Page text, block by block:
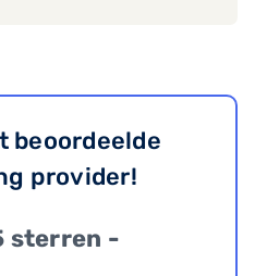
beoordeelde
provider!
sterren -